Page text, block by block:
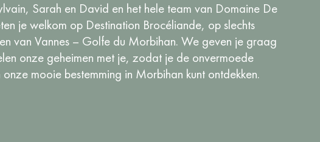
Sarah en David en het hele team van Domaine De
je welkom op Destination Brocéliande, op slechts
van Vannes – Golfe du Morbihan. We geven je graag
onze geheimen met je, zodat je de onvermoede
onze mooie bestemming in Morbihan kunt ontdekken.